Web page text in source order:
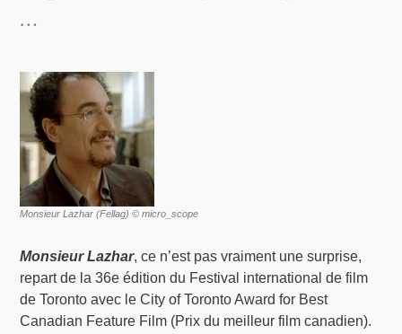
…
Monsieur Lazhar (Fellag) © micro_scope
Monsieur Lazhar, ce n’est pas vraiment une surprise,
repart de la 36e édition du Festival international de film
de Toronto avec le City of Toronto Award for Best
Canadian Feature Film (Prix du meilleur film canadien).